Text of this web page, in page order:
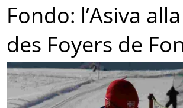
Fondo: l’Asiva
des Foyers de